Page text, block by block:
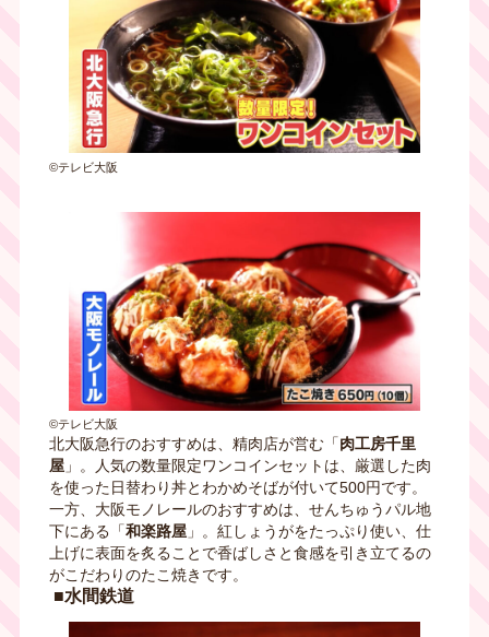
©テレビ大阪
©テレビ大阪
北大阪急行のおすすめは、精肉店が営む「肉工房千里
屋」。人気の数量限定ワンコインセットは、厳選した肉
を使った日替わり丼とわかめそばが付いて500円です。
一方、大阪モノレールのおすすめは、せんちゅうパル地
下にある「和楽路屋」。紅しょうがをたっぷり使い、仕
上げに表面を炙ることで香ばしさと食感を引き立てるの
がこだわりのたこ焼きです。
■水間鉄道